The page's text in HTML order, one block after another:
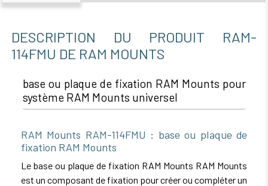
DESCRIPTION DU PRODUIT RAM-
114FMU DE RAM MOUNTS
base ou plaque de fixation RAM Mounts pour
système RAM Mounts universel
RAM Mounts RAM-114FMU : base ou plaque de
fixation RAM Mounts
Le base ou plaque de fixation RAM Mounts RAM Mounts
est un composant de fixation pour créer ou compléter un